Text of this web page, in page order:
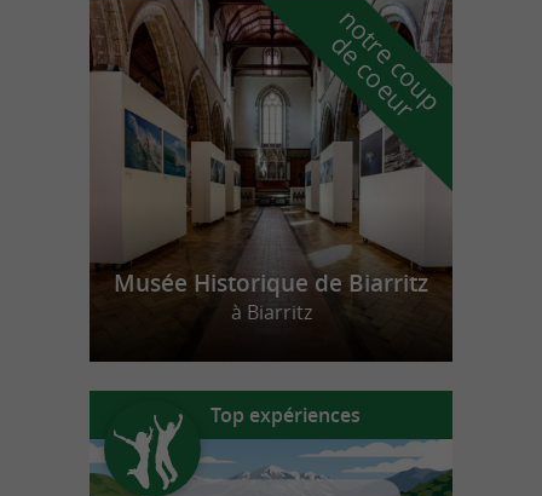
n
o
t
r
e
c
o
u
p
d
e
c
o
e
u
r
Musée Historique de Biarritz
à Biarritz
Top expériences